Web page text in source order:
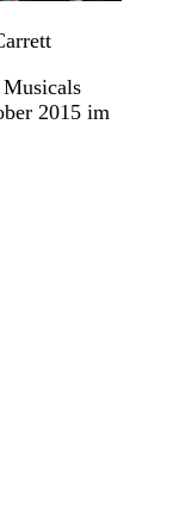
2015 im